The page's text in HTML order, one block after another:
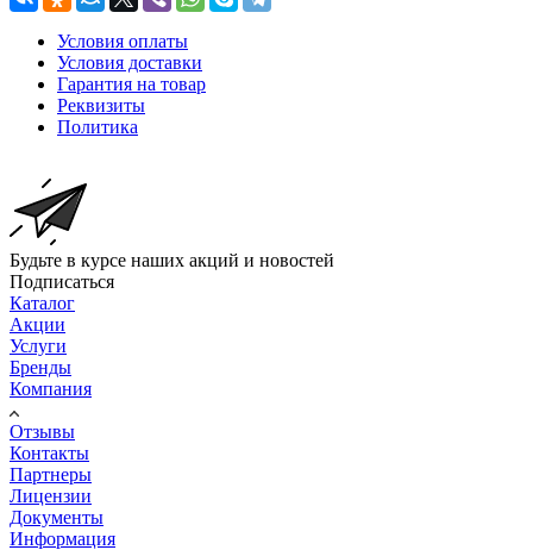
Условия оплаты
Условия доставки
Гарантия на товар
Реквизиты
Политика
Будьте в курсе наших акций и новостей
Подписаться
Каталог
Акции
Услуги
Бренды
Компания
Отзывы
Контакты
Партнеры
Лицензии
Документы
Информация